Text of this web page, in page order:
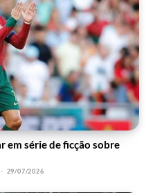
em série de ficção sobre
- 29/07/2026